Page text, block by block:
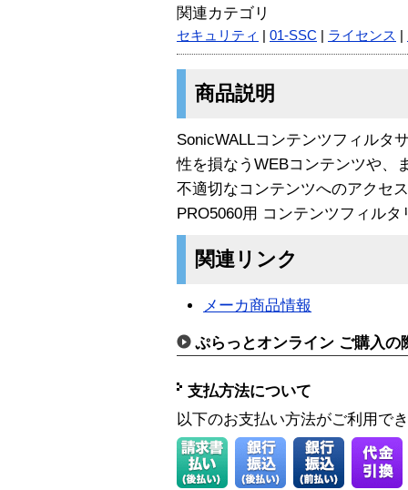
関連カテゴリ
セキュリティ 01-SSC ライセンス
商品説明
SonicWALLコンテンツフィルタ
性を損なうWEBコンテンツや、
不適切なコンテンツへのアクセ
PRO5060用 コンテンツフィル
関連リンク
メーカ商品情報
ぷらっとオンライン ご購入の
支払方法について
以下のお支払い方法がご利用で